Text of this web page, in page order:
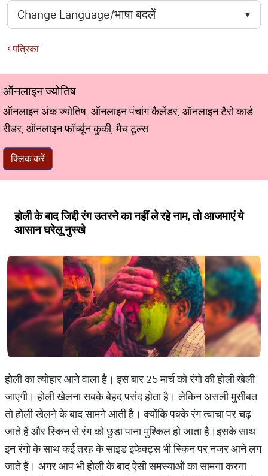
पत्रिका
ऑनलाइन ज्योतिष
ऑनलाइन अंक ज्योतिष, ऑनलाइन पंचांग कैलेंडर, ऑनलाइन टैरो कार्ड
रीडर, ऑनलाइन फॉर्च्यून कुकी, मैच टूल्स
क्लिक करें
होली के बाद जिद्दी रंग उतरने का नहीं ले रहे नाम, तो आजमाएं ये
आसान घरेलू नुस्खे
होली का त्योहार आने वाला है। इस बार 25 मार्च को रंगो की होली खेली
जाएगी। होली खेलना सबके बेहद पसंद होता है। लेकिन असली मुसीबत
तो होली खेलने के बाद सामने आती है। क्योंकि पक्के रंग त्वाचा पर चढ़
जाते हैं और स्किन से रंग को छुड़ा पाना मुश्किल हो जाता है।इसके साथ
इन रंगो के साथ कई तरह के साइड इफेक्ट्स भी स्किन पर नजर आने लग
जाते हैं। अगर आप भी होली के बाद ऐसी समस्याओं का सामना करना